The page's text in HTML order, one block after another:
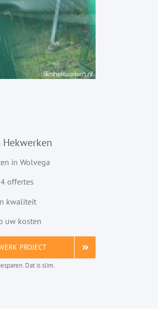
in Wolvega
offertes
kwaliteit
uw kosten
PROJECT
Dat is slim.